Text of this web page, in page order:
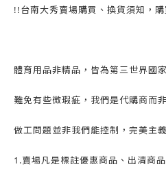
!!台南大秀賣場購買、換貨須知，
體育用品非精品，皆為第三世界國
難免有些微瑕疵，我們是代購商而
做工問題並非我們能控制，完美主
1.賣場凡是標註優惠商品、出清商